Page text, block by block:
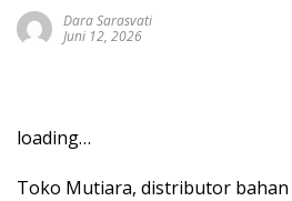
Dara Sarasvati
Juni 12, 2026
loading…
Toko Mutiara, distributor bahan